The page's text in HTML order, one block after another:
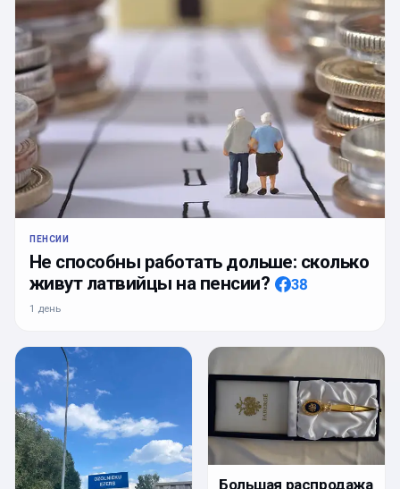
ПЕНСИИ
Не способны работать дольше: сколько
живут латвийцы на пенсии?
38
1 день
Большая распродажа